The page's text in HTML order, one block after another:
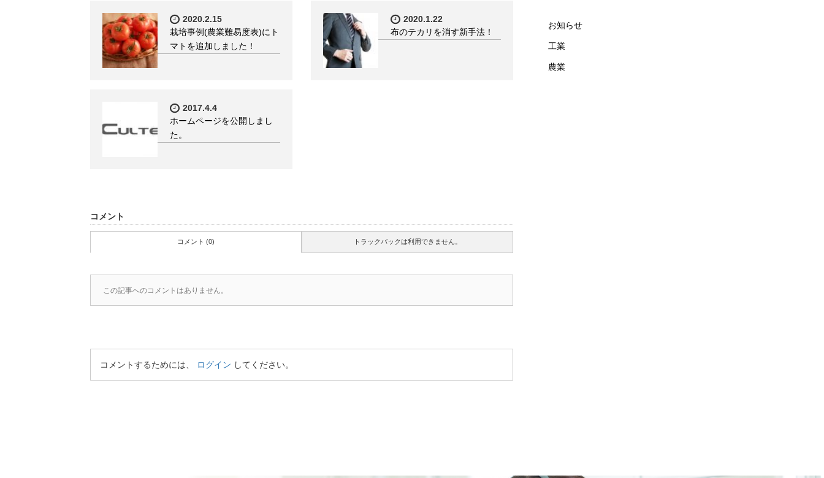
2020.2.15
栽培事例(農業難易度表)にト
マトを追加しました！
2020.1.22
布のテカリを消す新手法！
2017.4.4
ホームページを公開しまし
た。
コメント
コメント (0) トラックバックは利用できません。
この記事へのコメントはありません。
コメントするためには、 ログイン してください。
お知らせ
工業
農業